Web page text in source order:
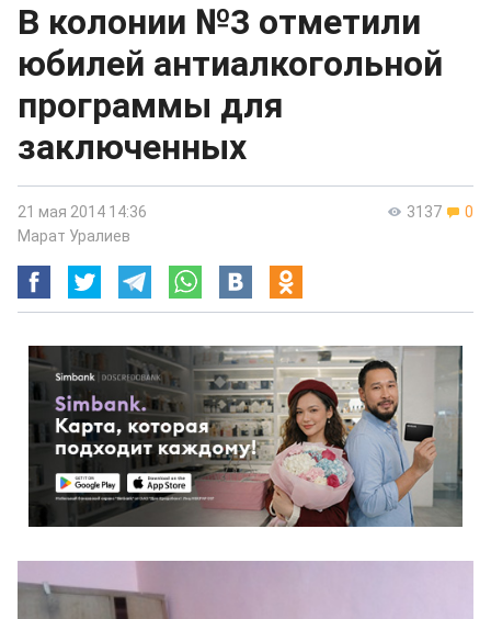
В колонии №3 отметили
юбилей антиалкогольной
программы для
заключенных
3137 0
21 мая 2014 14:36
Марат Уралиев